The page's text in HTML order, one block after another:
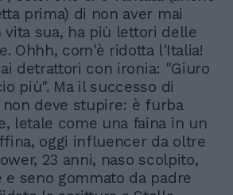
prima) di non aver mai
sua, ha più lettori delle
Ohhh, com'è ridotta l'Italia!
detrattori con ironia: "Giuro
più". Ma il successo di
deve stupire: è furba
letale come una faina in un
oggi influencer da oltre
23 anni, naso scolpito,
seno gommato da padre